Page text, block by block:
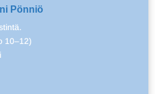
Pönniö
10–12)